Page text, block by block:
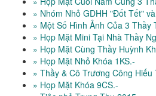
» Nhóm Nhỏ GDHH "Đốt Tết"
» Một Số Hình Ảnh Của 3 Thầy
» Họp Mặt Mini Tại Nhà Thầy
» Họp Mặt Cùng Thầy Huỳnh
» Họp Mặt Nhỏ Khóa 1KS.-
» Thầy & Cô Trương Công
» Họp Mặt Khóa 9CS.-